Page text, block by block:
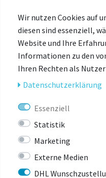
DIR
-1%
Wir nutzen Cookies auf
diesen sind essenziell,
Website und Ihre
Informationen zu den
Ihren Rechten als
Daten­schutz­erklärung
Essenziell
Statistik
Marketing
Externe Medien
DHL